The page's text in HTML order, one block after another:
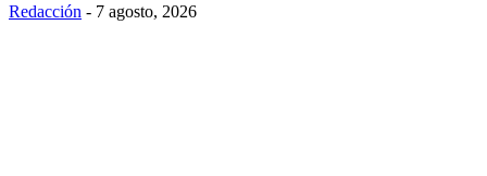
Redacción - 7 agosto, 2026